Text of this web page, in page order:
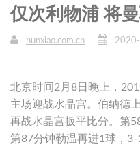
仅次利物浦 将
hunxiao.com.cn
北京时间2月8日晚上，
主场迎战水晶宫。伯纳德
再战水晶宫扳平比分。第
第87分钟勒温再进1球，